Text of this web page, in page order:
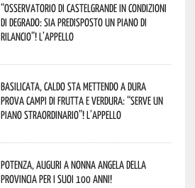
“Osservatorio di Castelgrande in condizioni
di degrado: sia predisposto un piano di
rilancio”! L’appello
Basilicata, caldo sta mettendo a dura
prova campi di frutta e verdura: “Serve un
piano straordinario”! L’appello
Potenza, auguri a nonna Angela della
provincia per i suoi 100 anni!